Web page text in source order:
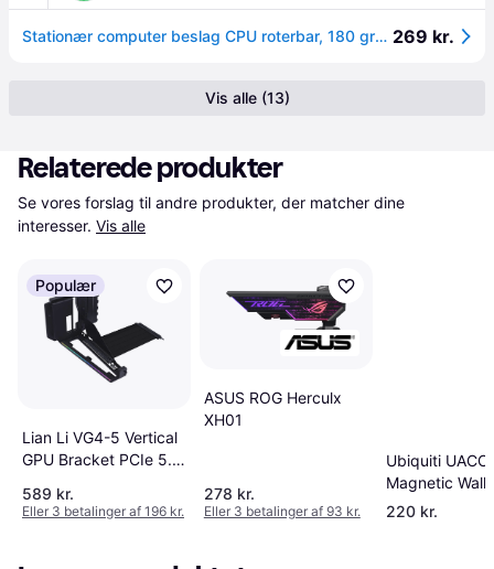
Stationær computer beslag CPU roterbar, 180 grader 269 kr.
Vis alle (13)
Relaterede produkter
Se vores forslag til andre produkter, der matcher dine
interesser. Vis alle
Populær
Lian Li VG4-5 Vertical
GPU Bracket PCIe 5.0
589 kr.
Eller 3 betalinger af 196 kr.
ASUS ROG Herculx
XH01
278 kr.
Eller 3 betalinger af 93 kr.
Ubiquiti
Magnetic Wall
220 kr.